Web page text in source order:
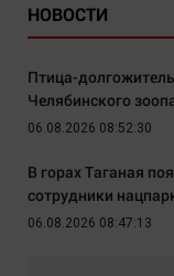
НОВОСТИ
Птица-
Челябинского
06.08.2026 08:52:30
В горах Таганая
сотрудники
06.08.2026 08:47:13